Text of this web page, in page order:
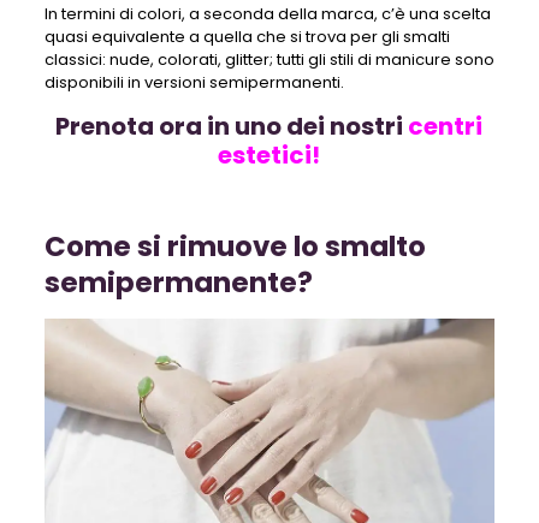
In termini di colori, a seconda della marca, c’è una scelta
quasi equivalente a quella che si trova per gli smalti
classici: nude, colorati, glitter; tutti gli stili di manicure sono
disponibili in versioni semipermanenti.
Prenota ora in uno dei nostri centri
estetici!
Come si rimuove lo smalto
semipermanente?